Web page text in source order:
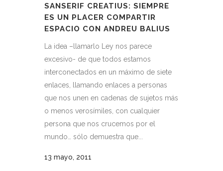
SANSERIF CREATIUS: SIEMPRE
ES UN PLACER COMPARTIR
ESPACIO CON ANDREU BALIUS
La idea –llamarlo Ley nos parece
excesivo- de que todos estamos
interconectados en un máximo de siete
enlaces, llamando enlaces a personas
que nos unen en cadenas de sujetos más
o menos verosímiles, con cualquier
persona que nos crucemos por el
mundo… sólo demuestra que...
13 mayo, 2011